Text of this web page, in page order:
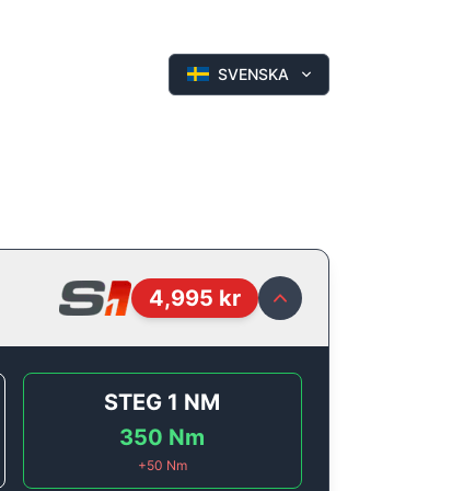
SVENSKA
4,995 kr
STEG 1 NM
350 Nm
+50 Nm